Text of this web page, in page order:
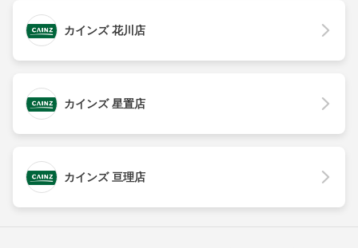
カインズ 花川店
カインズ 星置店
カインズ 亘理店